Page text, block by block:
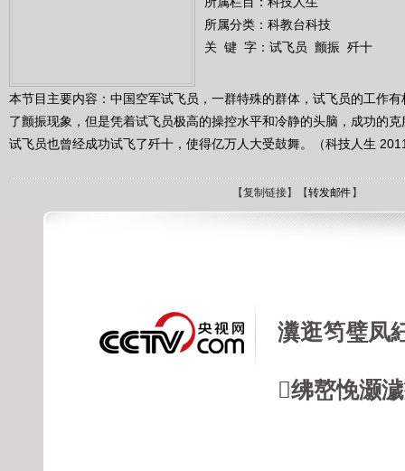
所属分类：科教台科技
关 键 字： 试飞员 颤振 歼十
本节目主要内容：中国空军试飞员，一群特殊的群体，试飞员的工作
了颤振现象，但是凭着试飞员极高的操控水平和冷静的头脑，成功的
试飞员也曾经成功试飞了歼十，使得亿万人大受鼓舞。（科技人生
【复制链接】【转发邮件 】
瀵逛笉璧凤
绋嶅悗灏